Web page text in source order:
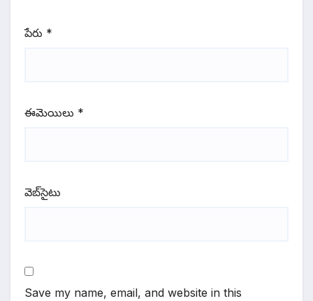
పేరు *
ఈమెయిలు *
వెబ్‌సైటు
Save my name, email, and website in this